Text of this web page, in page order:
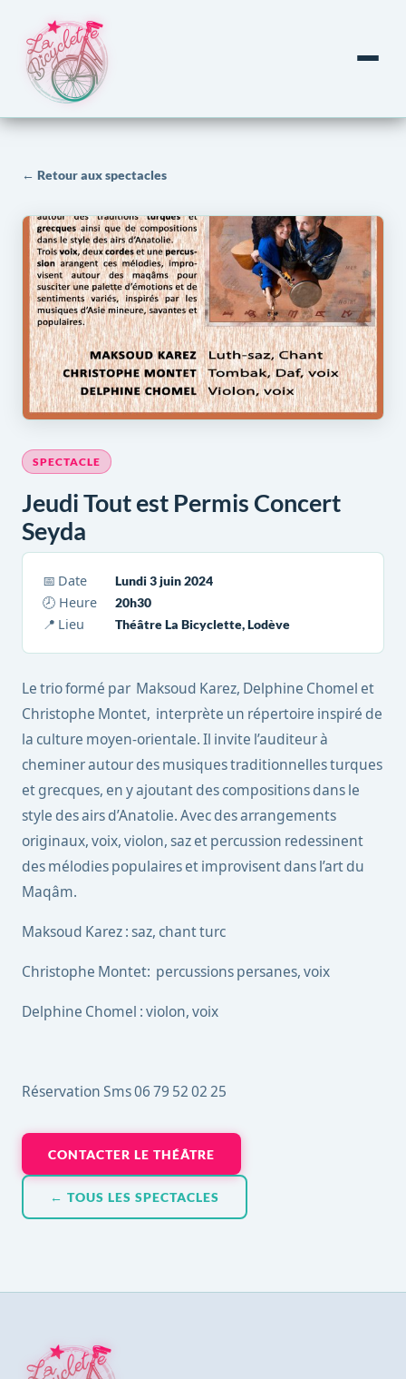
← Retour aux spectacles
SPECTACLE
Jeudi Tout est Permis Concert
Seyda
📅 Date
Lundi 3 juin 2024
🕗 Heure
20h30
📍 Lieu
Théâtre La Bicyclette, Lodève
Le trio formé par Maksoud Karez, Delphine Chomel et
Christophe Montet, interprète un répertoire inspiré de
la culture moyen-orientale. Il invite l’auditeur à
cheminer autour des musiques traditionnelles turques
et grecques, en y ajoutant des compositions dans le
style des airs d’Anatolie. Avec des arrangements
originaux, voix, violon, saz et percussion redessinent
des mélodies populaires et improvisent dans l’art du
Maqâm.
Maksoud Karez : saz, chant turc
Christophe Montet: percussions persanes, voix
Delphine Chomel : violon, voix
Réservation Sms 06 79 52 02 25
CONTACTER LE THÉÂTRE
← TOUS LES SPECTACLES